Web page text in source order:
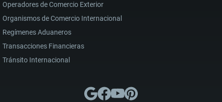
Operadores de Comercio Exterior
Organismos de Comercio Internacional
Regímenes Aduaneros
Transacciones Financieras
Tránsito Internacional